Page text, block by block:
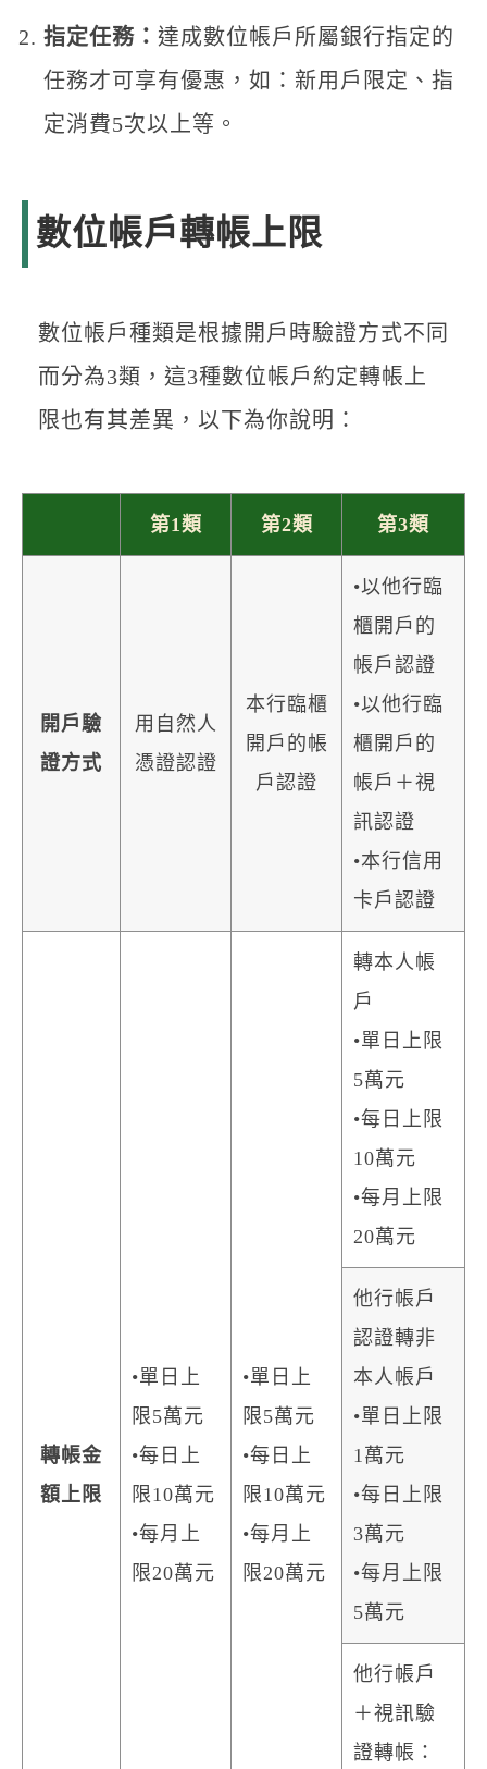
指定任務： 達成數位帳戶所屬銀行指定的
任務才可享有優惠，如：新用戶限定、指
定消費5次以上等。
數位帳戶轉帳上限
數位帳戶種類是根據開戶時驗證方式不同
而分為3類，這3種數位帳戶約定轉帳上
限也有其差異，以下為你說明：
第1類 第2類 第3類
開戶驗
證方式
用自然人
憑證認證
本行臨櫃
開戶的帳
戶認證
•以他行臨
櫃開戶的
帳戶認證
•以他行臨
櫃開戶的
帳戶＋視
訊認證
•本行信用
卡戶認證
轉帳金
額上限
•單日上
限5萬元
•每日上
限10萬元
•每月上
限20萬元
•單日上
限5萬元
•每日上
限10萬元
•每月上
限20萬元
轉本人帳
戶
•單日上限
5萬元
•每日上限
10萬元
•每月上限
20萬元
他行帳戶
認證轉非
本人帳戶
•單日上限
1萬元
•每日上限
3萬元
•每月上限
5萬元
他行帳戶
＋視訊驗
證轉帳：